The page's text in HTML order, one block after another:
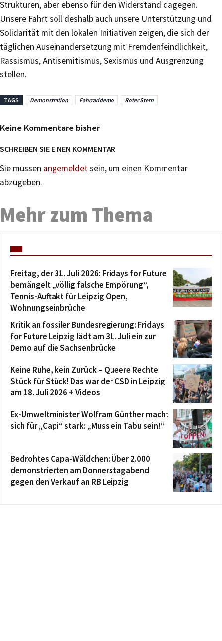
Strukturen, aber ebenso für den Widerstand dagegen.
Unsere Fahrt soll deshalb auch unsere Unterstützung und
Solidarität mit den lokalen Initiativen zeigen, die sich der
täglichen Auseinandersetzung mit Fremdenfeindlichkeit,
Rassismus, Antisemitismus, Sexismus und Ausgrenzung
stellen.
TAGS Demonstration Fahrraddemo Roter Stern
Keine Kommentare bisher
SCHREIBEN SIE EINEN KOMMENTAR
Sie müssen angemeldetsein, um einen Kommentar
abzugeben.
Mehr zum Thema
Freitag, der 31. Juli 2026: Fridays for Future
bemängelt „völlig falsche Empörung“,
Tennis-Auftakt für Leipzig Open,
Wohnungseinbrüche
Kritik an fossiler Bundesregierung: Fridays
for Future Leipzig lädt am 31. Juli ein zur
Demo auf die Sachsenbrücke
Keine Ruhe, kein Zurück – Queere Rechte
Stück für Stück! Das war der CSD in Leipzig
am 18. Juli 2026 + Videos
Ex-Umweltminister Wolfram Günther macht
sich für „Capi“ stark: „Muss ein Tabu sein!“
Bedrohtes Capa-Wäldchen: Über 2.000
demonstrierten am Donnerstagabend
gegen den Verkauf an RB Leipzig